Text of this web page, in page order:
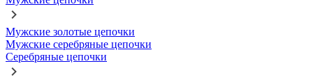
Мужские золотые цепочки
Мужские серебряные цепочки
Серебряные цепочки